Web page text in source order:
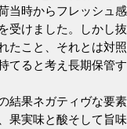
当時からフレッシュ
受けました。しかし
たこと、それとは対
てると考え長期保管
結果ネガティヴな要
果実味と酸そして旨